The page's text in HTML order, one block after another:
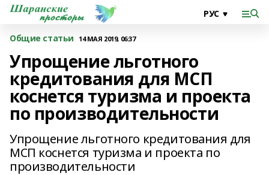
Общие статьи 14 МАЯ 2019, 06:37
Упрощение льготного
кредитования для МСП
коснется туризма и проекта
по производительности
Упрощение льготного кредитования для
МСП коснется туризма и проекта по
производительности